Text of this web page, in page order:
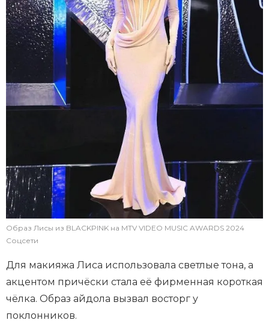
Образ Лисы из BLACKPINK на MTV VIDEO MUSIC AWARDS 2024
Соцсети
Для макияжа Лиса использовала светлые тона, а
акцентом причёски стала её фирменная короткая
чёлка. Образ айдола вызвал восторг у
поклонников.